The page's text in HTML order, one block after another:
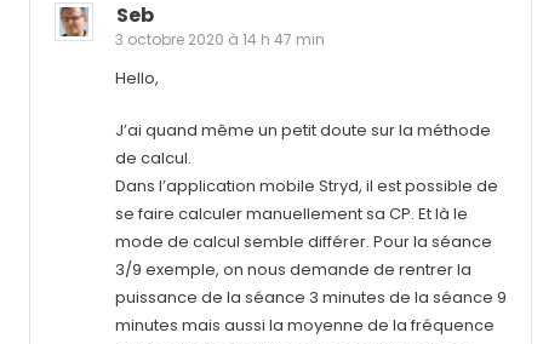
Seb
3 octobre 2020 à 14 h 47 min
Hello,
J’ai quand même un petit doute sur la méthode
de calcul.
Dans l’application mobile Stryd, il est possible de
se faire calculer manuellement sa CP. Et là le
mode de calcul semble différer. Pour la séance
3/9 exemple, on nous demande de rentrer la
puissance de la séance 3 minutes de la séance 9
minutes mais aussi la moyenne de la fréquence